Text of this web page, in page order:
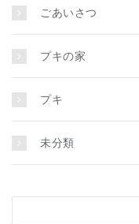
ごあいさつ
プキの家
プキ
未分類